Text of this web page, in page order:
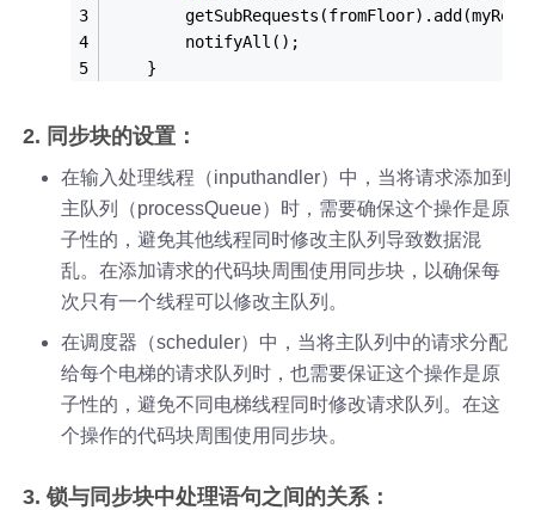
        get
SubRequests(fromFloor)
        notify
All() ;
    }
2. 同步块的设置：
在输入处理线程（inputhandler）中，当将请求添加到
主队列（processQueue）时，需要确保这个操作是原
子性的，避免其他线程同时修改主队列导致数据混
乱。在添加请求的代码块周围使用同步块，以确保每
次只有一个线程可以修改主队列。
在调度器（scheduler）中，当将主队列中的请求分配
给每个电梯的请求队列时，也需要保证这个操作是原
子性的，避免不同电梯线程同时修改请求队列。在这
个操作的代码块周围使用同步块。
3. 锁与同步块中处理语句之间的关系：